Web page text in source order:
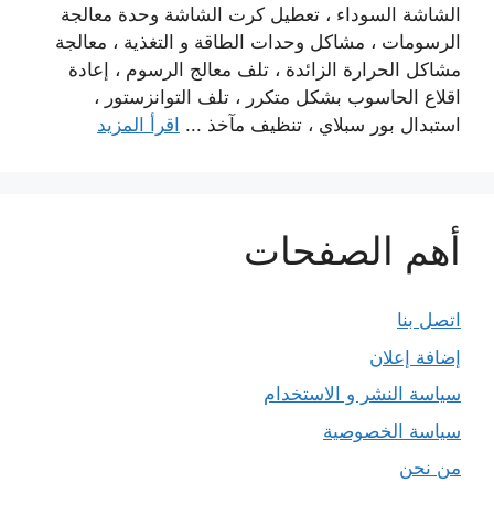
الشاشة السوداء ، تعطيل كرت الشاشة وحدة معالجة
الرسومات ، مشاكل وحدات الطاقة و التغذية ، معالجة
مشاكل الحرارة الزائدة ، تلف معالج الرسوم ، إعادة
اقلاع الحاسوب بشكل متكرر ، تلف التوانزستور ،
استبدال بور سبلاي ، تنظيف مآخذ ... اقرأ المزيد
أهم الصفحات
اتصل بنا
إضافة إعلان
سياسة النشر و الاستخدام
سياسة الخصوصية
من نحن